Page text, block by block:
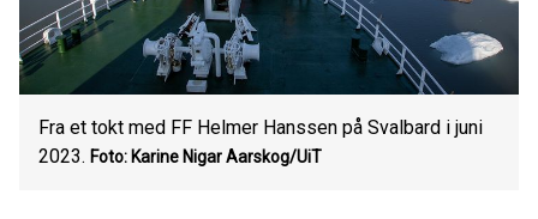
Fra et tokt med FF Helmer Hanssen på Svalbard i juni
2023. Foto: Karine Nigar Aarskog/UiT